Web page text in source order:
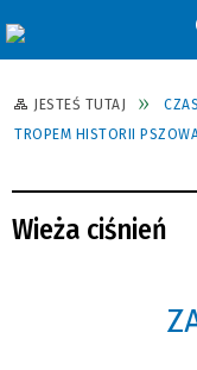
JESTEŚ TUTAJ
TROPEM HISTORII
Wieża ciśnień